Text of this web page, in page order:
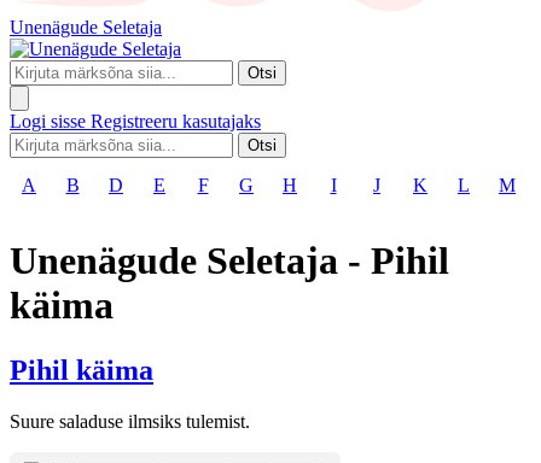
Unenägude Seletaja
Otsi
Logi sisse Registreeru kasutajaks
Otsi
A B D E F G H I J K L M
Unenägude Seletaja - Pihil
käima
Pihil käima
Suure saladuse ilmsiks tulemist.